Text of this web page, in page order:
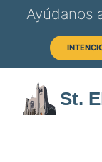
Ayúdanos
St.